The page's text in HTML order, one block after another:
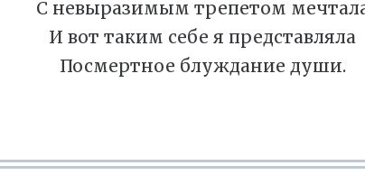
С невыразимым трепетом
И вот таким себе я представляла
Посмертное блуждание души.